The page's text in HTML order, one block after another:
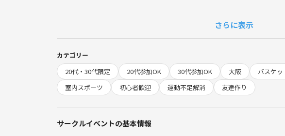
※応募確認後に詳細の集合場所等ご案内を致します。
〜ゆるスポについて〜
ゆるスポは誰にでも、どんな時でも参加できる居心地の良い環境作りを
こんな方にオススメです！！
・運動不足の方・友達を探している方・地元を離れ大阪に住んでいる方・
さらに表示
カテゴリー
20代・30代限定
20代参加OK 30代参加OK 大阪 バスケ
室内スポーツ
初心者歓迎 運動不足解消 友達作り
サークルイベントの基本情報